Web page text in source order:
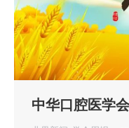
中华口腔医学